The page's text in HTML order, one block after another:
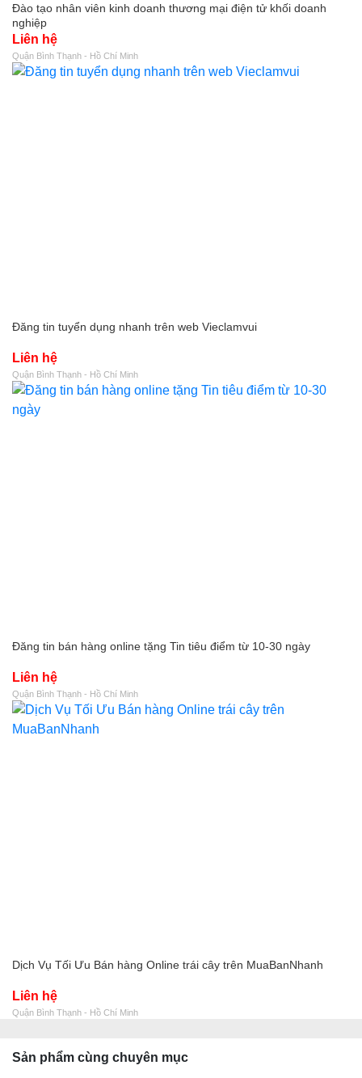
Đào tạo nhân viên kinh doanh thương mại điện tử khối doanh
nghiệp
Liên hệ
Quận Bình Thạnh - Hồ Chí Minh
Đăng tin tuyển dụng nhanh trên web Vieclamvui
Liên hệ
Quận Bình Thạnh - Hồ Chí Minh
Đăng tin bán hàng online tặng Tin tiêu điểm từ 10-30 ngày
Liên hệ
Quận Bình Thạnh - Hồ Chí Minh
Dịch Vụ Tối Ưu Bán hàng Online trái cây trên MuaBanNhanh
Liên hệ
Quận Bình Thạnh - Hồ Chí Minh
Sản phẩm cùng chuyên mục